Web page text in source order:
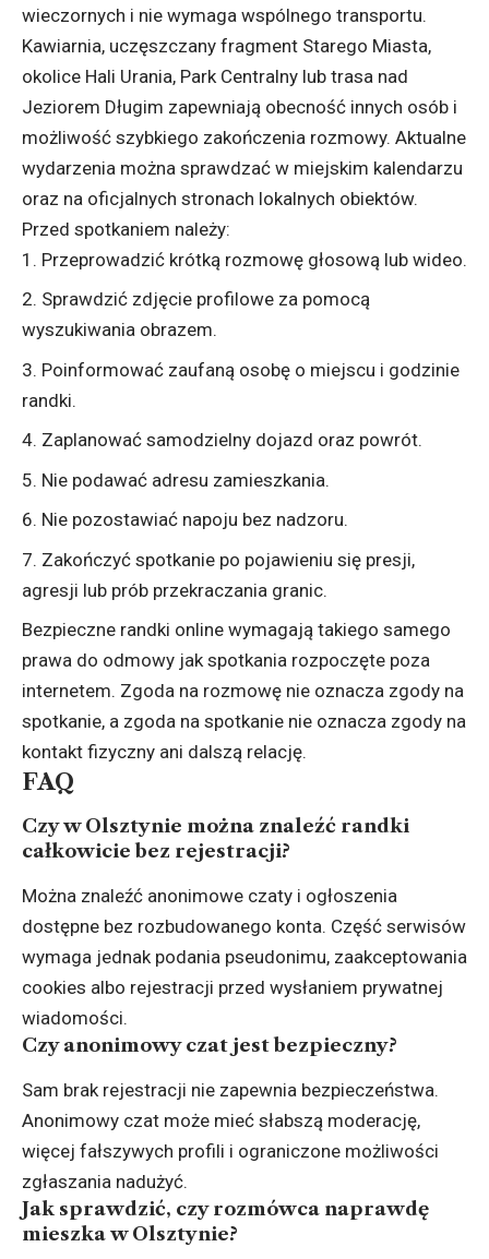
wieczornych i nie wymaga wspólnego transportu.
Kawiarnia, uczęszczany fragment Starego Miasta,
okolice Hali Urania, Park Centralny lub trasa nad
Jeziorem Długim zapewniają obecność innych osób i
możliwość szybkiego zakończenia rozmowy. Aktualne
wydarzenia można sprawdzać w miejskim kalendarzu
oraz na oficjalnych stronach lokalnych obiektów.
Przed spotkaniem należy:
Przeprowadzić krótką rozmowę głosową lub wideo.
Sprawdzić zdjęcie profilowe za pomocą
wyszukiwania obrazem.
Poinformować zaufaną osobę o miejscu i godzinie
randki.
Zaplanować samodzielny dojazd oraz powrót.
Nie podawać adresu zamieszkania.
Nie pozostawiać napoju bez nadzoru.
Zakończyć spotkanie po pojawieniu się presji,
agresji lub prób przekraczania granic.
Bezpieczne randki online wymagają takiego samego
prawa do odmowy jak spotkania rozpoczęte poza
internetem. Zgoda na rozmowę nie oznacza zgody na
spotkanie, a zgoda na spotkanie nie oznacza zgody na
kontakt fizyczny ani dalszą relację.
FAQ
Czy w Olsztynie można znaleźć randki
całkowicie bez rejestracji?
Można znaleźć anonimowe czaty i ogłoszenia
dostępne bez rozbudowanego konta. Część serwisów
wymaga jednak podania pseudonimu, zaakceptowania
cookies albo rejestracji przed wysłaniem prywatnej
wiadomości.
Czy anonimowy czat jest bezpieczny?
Sam brak rejestracji nie zapewnia bezpieczeństwa.
Anonimowy czat może mieć słabszą moderację,
więcej fałszywych profili i ograniczone możliwości
zgłaszania nadużyć.
Jak sprawdzić, czy rozmówca naprawdę
mieszka w Olsztynie?